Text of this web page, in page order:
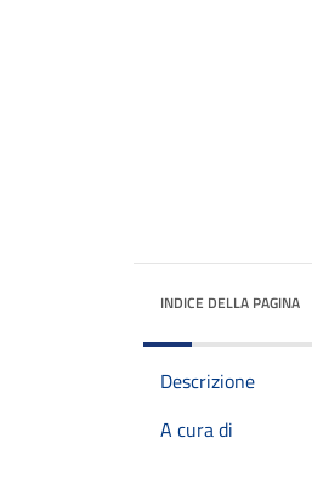
INDICE DELLA PAGINA
Descrizione
A cura di